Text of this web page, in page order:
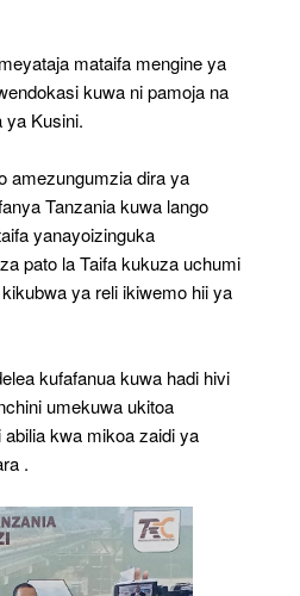
mataifa mengine ya
kuwa ni pamoja na
ya Kusini.
amezungumzia dira ya
Tanzania kuwa lango
yanayoizinguka
pato la Taifa kukuza uchumi
ya reli ikiwemo hii ya
kufafanua kuwa hadi hivi
umekuwa ukitoa
kwa mikoa zaidi ya
.